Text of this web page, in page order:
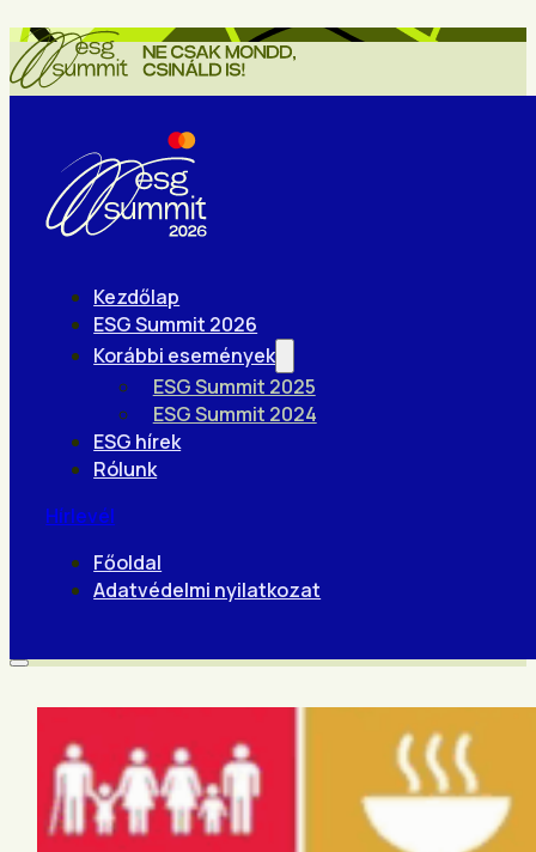
Kezdőlap
ESG Summit 2026
Korábbi események
ESG Summit 2025
ESG Summit 2024
ESG hírek
Rólunk
Hírlevél
Főoldal
Adatvédelmi nyilatkozat